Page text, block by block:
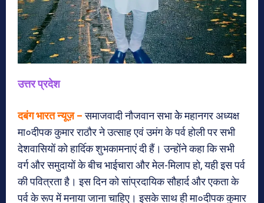
उत्तर प्रदेश
दबंग भारत न्यूज़ –समाजवादी नौजवान सभा केे महानगर अध्यक्ष
मा०दीपक कुमार राठौर ने उत्साह एवं उमंग के पर्व होली पर सभी
देशवासियों को हादि॔क शुभकामनाएं दी हैं। उन्होंने कहा कि सभी
वर्ग और समुदायों के बीच भाईचारा और मेल-मिलाप हो, यही इस पर्व
की पवित्रता है। इस दिन को सांप्रदायिक सौहार्द और एकता के
पर्व के रूप में मनाया जाना चाहिए। इसके साथ ही मा०दीपक कुमार